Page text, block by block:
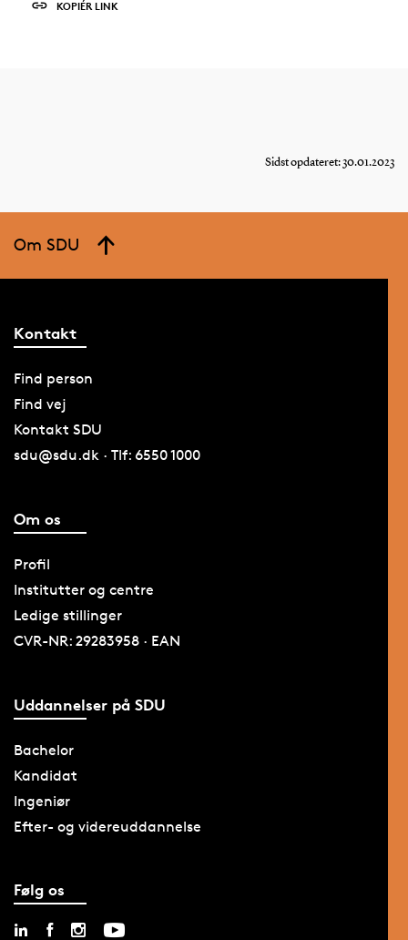
KOPIÉR LINK
Sidst opdateret: 30.01.2023
Om SDU
Kontakt
Find person
Find vej
Kontakt SDU
sdu@sdu.dk · Tlf: 6550 1000
Om os
Profil
Institutter og centre
Ledige stillinger
CVR-NR: 29283958 · EAN
Uddannelser på SDU
Bachelor
Kandidat
Ingeniør
Efter- og videreuddannelse
Følg os